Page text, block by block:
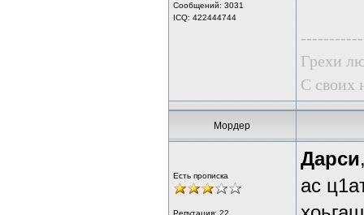
Сообщений: 3031
ICQ: 422444744
Грехи
С своих
Мордер
Есть прописка
Репутация: 22
Дарси
ас